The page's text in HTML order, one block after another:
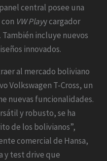
central posee una
VW Playy cargador
incluye nuevos
innovados.
al mercado boliviano
Volkswagen T-Cross, un
nuevas funcionalidades.
y robusto, se ha
de los bolivianos”,
comercial de Hansa,
y test drive que